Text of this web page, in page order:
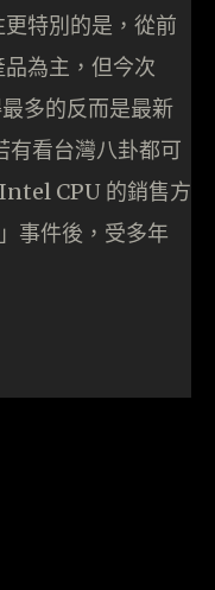
特別的是，從前
為主，但今次
多的反而是最新
看台灣八卦都可
CPU 的銷售方
事件後，受多年